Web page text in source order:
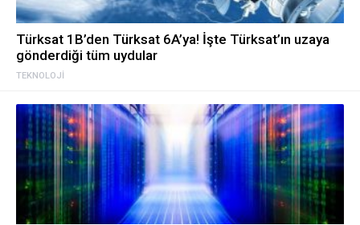
TEKNOLOJI
Türksat 1B’den Türksat 6A’ya! İşte Türksat’ın uzaya
gönderdiği tüm uydular